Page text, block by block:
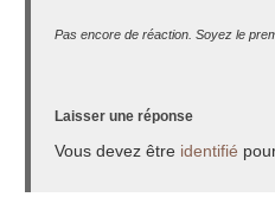
Pas encore de réaction. Soyez le
Laisser une réponse
Vous devez être identifié